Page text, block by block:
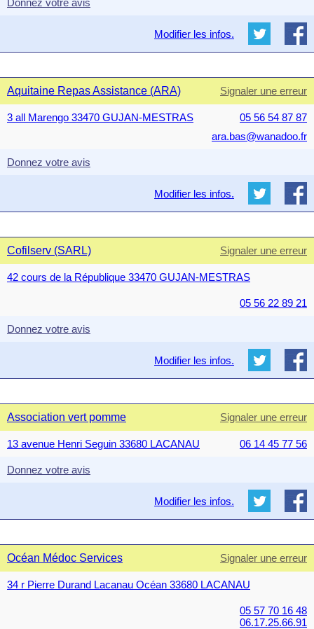
Donnez votre avis
Modifier les infos.
Aquitaine Repas Assistance (ARA) Signaler une erreur
3 all Marengo 33470 GUJAN-MESTRAS
05 56 54 87 87
ara.bas@wanadoo.fr
Donnez votre avis
Modifier les infos.
Cofilserv (SARL) Signaler une erreur
42 cours de la République 33470 GUJAN-MESTRAS
05 56 22 89 21
Donnez votre avis
Modifier les infos.
Association vert pomme Signaler une erreur
13 avenue Henri Seguin 33680 LACANAU 06 14 45 77 56
Donnez votre avis
Modifier les infos.
Océan Médoc Services Signaler une erreur
34 r Pierre Durand Lacanau Océan 33680 LACANAU
05 57 70 16 48
06.17.25.66.91